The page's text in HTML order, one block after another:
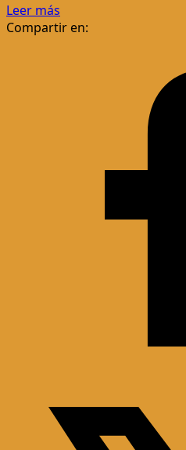
Leer más
Compartir en: